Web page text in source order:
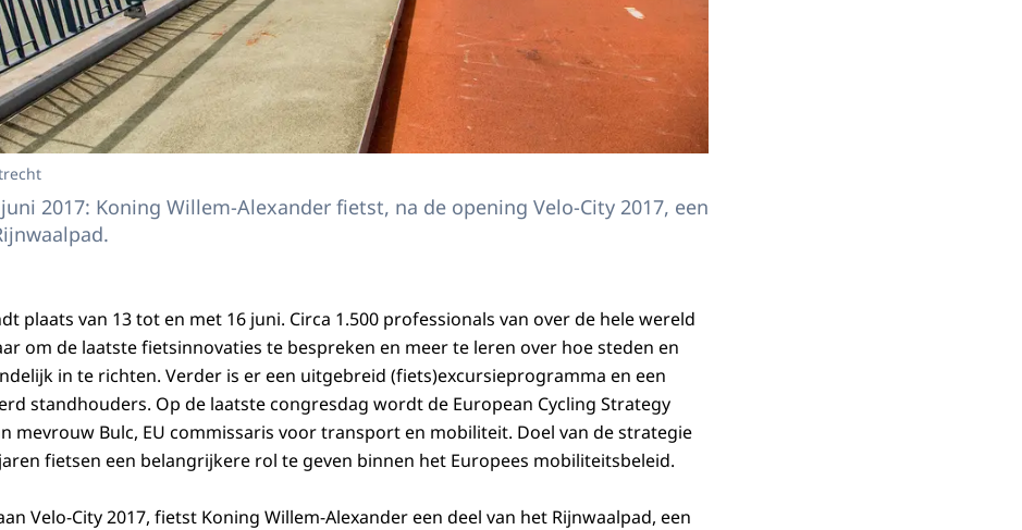
2017: Koning Willem-Alexander fietst, na de opening Velo-City 2017, een
plaats van 13 tot en met 16 juni. Circa 1.500 professionals van over de hele wereld
om de laatste fietsinnovaties te bespreken en meer te leren over hoe steden en
in te richten. Verder is er een uitgebreid (fiets)excursieprogramma en een
standhouders. Op de laatste congresdag wordt de European Cycling Strategy
mevrouw Bulc, EU commissaris voor transport en mobiliteit. Doel van de strategie
fietsen een belangrijkere rol te geven binnen het Europees mobiliteitsbeleid.
Velo-City 2017, fietst Koning Willem-Alexander een deel van het Rijnwaalpad, een